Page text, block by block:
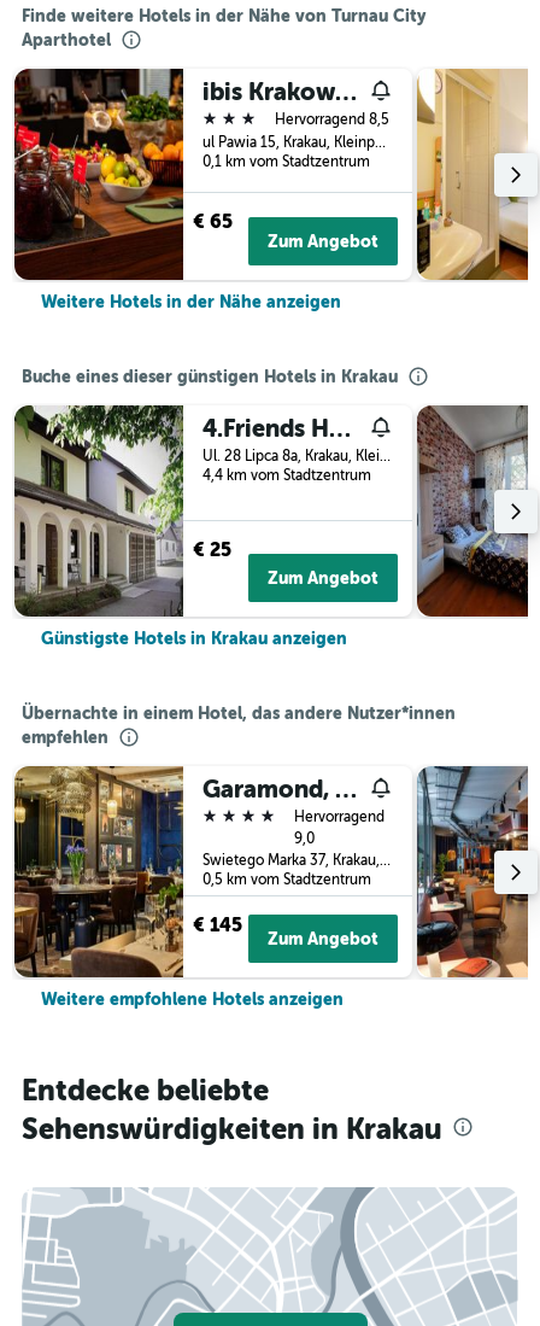
Finde weitere Hotels in der Nähe von Turnau City
Aparthotel
ibis Krakow Stare Miasto
3 Sterne
Hervorragend 8,5
ul Pawia 15, Krakau, Kleinpolen, Polen
0,1 km vom Stadtzentrum
€ 65
Zum Angebot
Weitere Hotels in der Nähe anzeigen
Buche eines dieser günstigen Hotels in Krakau
4.Friends Hostel
Ul. 28 Lipca 8a, Krakau, Kleinpolen, Polen
4,4 km vom Stadtzentrum
€ 25
Zum Angebot
Günstigste Hotels in Krakau anzeigen
Übernachte in einem Hotel, das andere Nutzer*innen
empfehlen
Garamond, a Tribute Portfolio Hotel
4 Sterne
Hervorragend
9,0
Swietego Marka 37, Krakau, Kleinpolen, Polen
0,5 km vom Stadtzentrum
€ 145
Zum Angebot
Weitere empfohlene Hotels anzeigen
Entdecke beliebte
Sehenswürdigkeiten in Krakau